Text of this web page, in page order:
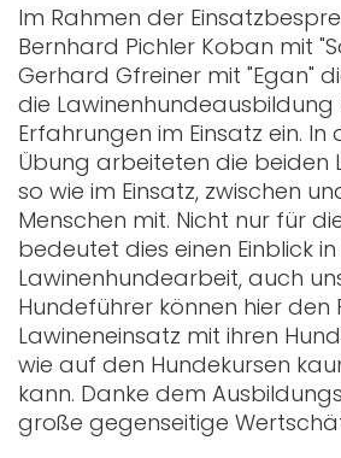
Im Rahmen der
Bernhard Pichler Koban mit
Gerhard Gfreiner mit "Egan"
die Lawinenhundeausbildung
Erfahrungen im Einsatz ein.
Übung arbeiteten die beiden
so wie im Einsatz, zwischen
Menschen mit. Nicht nur für
bedeutet dies einen Einblick
Lawinenhundearbeit, auch
Hundeführer können hier den
Lawineneinsatz mit ihren
wie auf den Hundekursen
kann. Danke dem
große gegenseitige